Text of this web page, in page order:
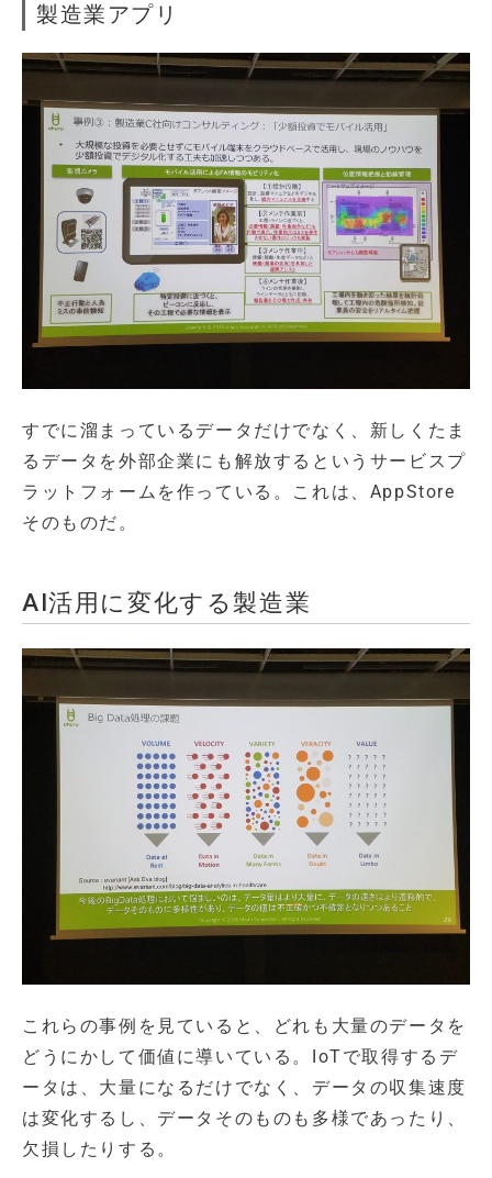
製造業アプリ
すでに溜まっているデータだけでなく、新しくたま
るデータを外部企業にも解放するというサービスプ
ラットフォームを作っている。これは、AppStore
そのものだ。
AI活用に変化する製造業
これらの事例を見ていると、どれも大量のデータを
どうにかして価値に導いている。IoTで取得するデ
ータは、大量になるだけでなく、データの収集速度
は変化するし、データそのものも多様であったり、
欠損したりする。